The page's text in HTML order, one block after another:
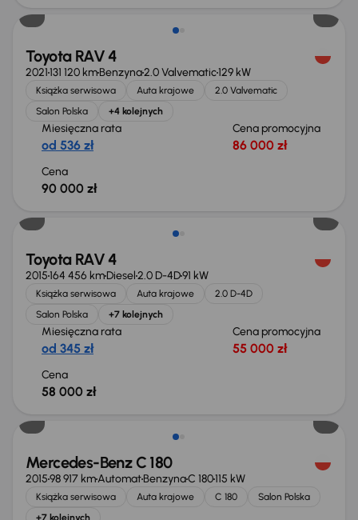
Toyota RAV 4
2021131 120 kmBenzyna2.0 Valvematic129 kW
Książka serwisowa Auta krajowe
2.0 Valvematic
Salon Polska
+4 kolejnych
Miesięczna rata
od 536 zł
Cena promocyjna
86 000 zł
Cena
90 000 zł
Toyota RAV 4
2015164 456 kmDiesel2.0 D-4D91 kW
Książka serwisowa Auta krajowe
2.0 D-4D
Salon Polska
+7 kolejnych
Miesięczna rata
od 345 zł
Cena promocyjna
55 000 zł
Cena
58 000 zł
Mercedes-Benz C 180
201598 917 kmAutomatBenzynaC 180115 kW
Książka serwisowa Auta krajowe C 180
Salon Polska
+7 kolejnych